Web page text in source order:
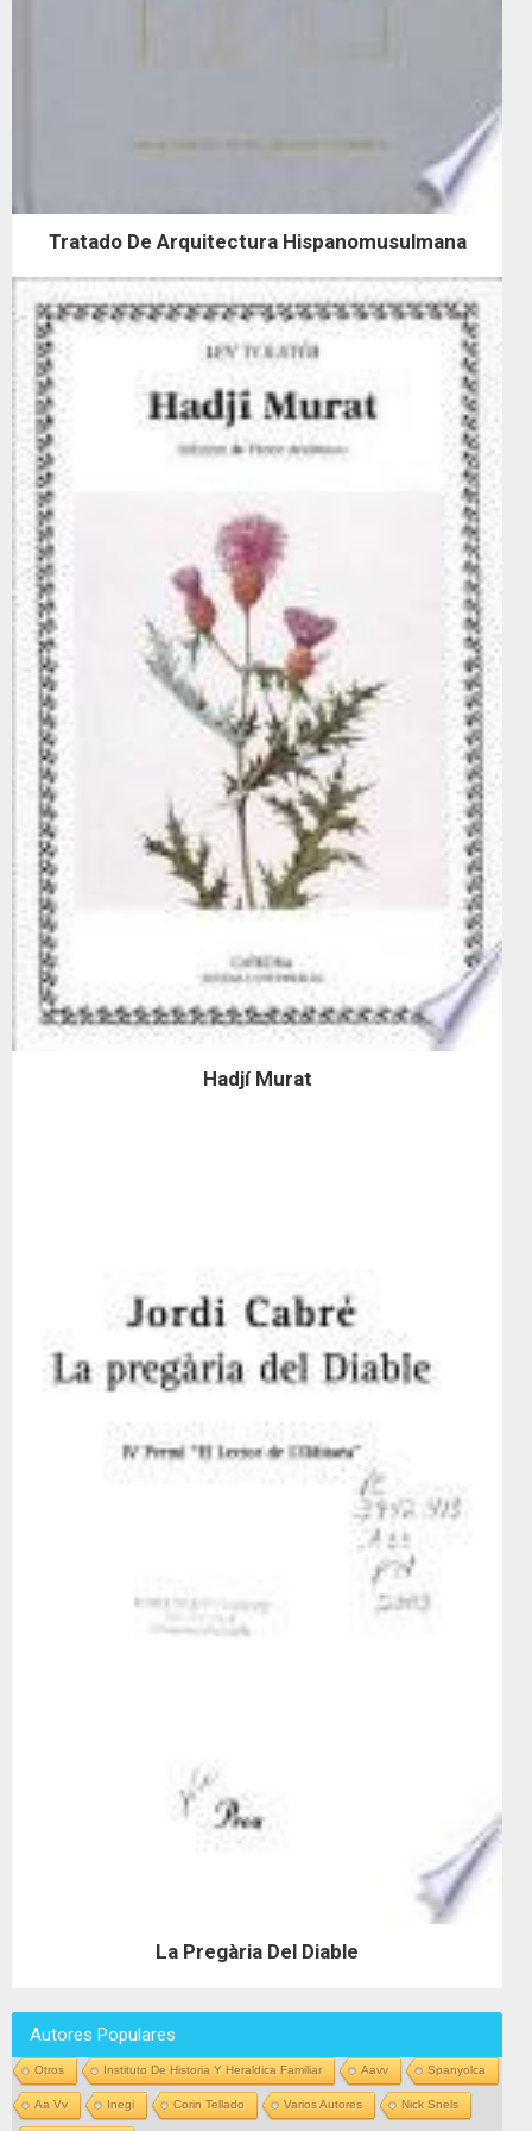
Tratado De Arquitectura Hispanomusulmana
Hadjí Murat
La Pregària Del Diable
Autores Populares
Otros Instituto De Historia Y Heraldica Familiar Aavv Spanyolca
Aa Vv Inegi Corin Tellado Varios Autores Nick Snels